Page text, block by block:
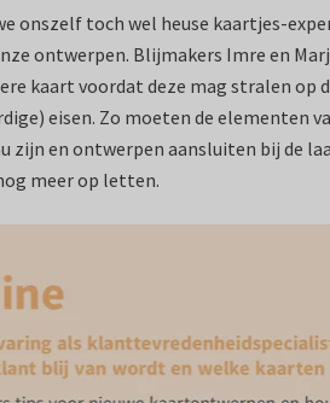
onszelf toch wel heuse kaartjes-
ontwerpen. Blijmakers Imre en
kaart voordat deze mag stralen op
eisen. Zo moeten de elementen
zijn en ontwerpen aansluiten bij de
meer op letten.